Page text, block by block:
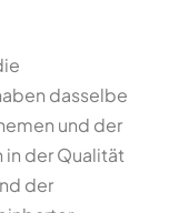
dasselbe
und der
in der Qualität
der